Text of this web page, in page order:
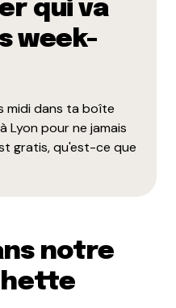
de qualité devant
Après à voir si cette
tester….
pochette surprise :
conseils ,
qui va
week-
midi dans ta boîte
Lyon pour ne jamais
gratis, qu'est-ce que
notre